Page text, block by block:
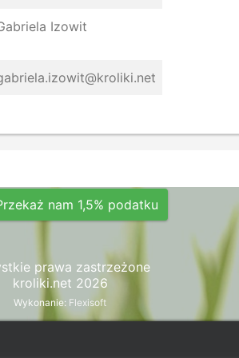
Izowit
nam 1,5% podatku
prawa zastrzeżone
kroliki.net 2026
Wykonanie: Flexisoft